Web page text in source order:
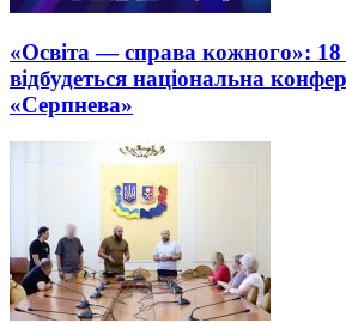
«Освіта — справа кожного»: 18
відбудеться національна
«Серпнева»